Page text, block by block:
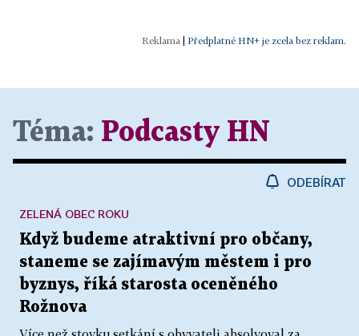
| Předplatné HN+ je zcela bez reklam.
Téma: Podcasty HN
ODEBÍRAT
Když budeme atraktivní pro občany,
staneme se zajímavým městem i pro
byznys, říká starosta oceněného
Rožnova
ZELENÁ OBEC ROKU